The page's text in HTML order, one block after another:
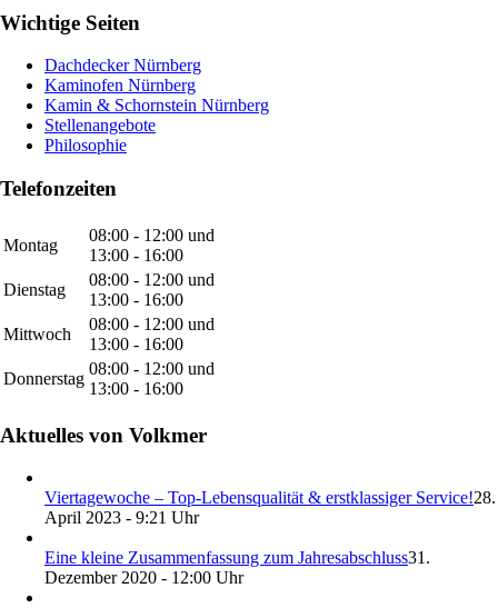
Wichtige Seiten
Dachdecker Nürnberg
Kaminofen Nürnberg
Kamin & Schornstein Nürnberg
Stellenangebote
Philosophie
Telefonzeiten
Montag
08:00 - 12:00 und
13:00 - 16:00
Dienstag
08:00 - 12:00 und
13:00 - 16:00
Mittwoch
08:00 - 12:00 und
13:00 - 16:00
Donnerstag
08:00 - 12:00 und
13:00 - 16:00
Aktuelles von Volkmer
Viertagewoche – Top-Lebensqualität & erstklassiger Service!28.
April 2023 - 9:21 Uhr
Eine kleine Zusammenfassung zum Jahresabschluss31.
Dezember 2020 - 12:00 Uhr